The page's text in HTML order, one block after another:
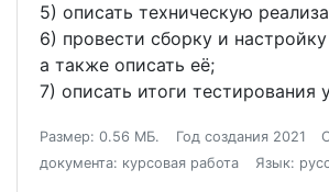
5) описать техническую
6) провести сборку и
а также описать её;
7) описать итоги тестирования
Размер: 0.56 МБ. Год создания 2021
документа: курсовая работа
Язык: